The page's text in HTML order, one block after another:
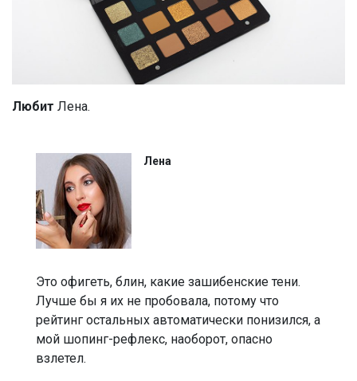
Любит Лена.
Лена
Это офигеть, блин, какие зашибенские тени.
Лучше бы я их не пробовала, потому что
рейтинг остальных автоматически понизился, а
мой шопинг-рефлекс, наоборот, опасно
взлетел.